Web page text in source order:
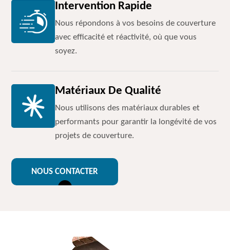
Intervention Rapide
Nous répondons à vos besoins de couverture
avec efficacité et réactivité, où que vous
soyez.
Matériaux De Qualité
Nous utilisons des matériaux durables et
performants pour garantir la longévité de vos
projets de couverture.
NOUS CONTACTER